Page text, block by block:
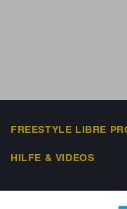
FREESTYLE LIBRE
HILFE & VIDEOS